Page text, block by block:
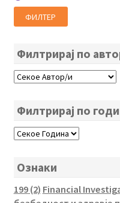
ФИЛТЕР
Филтрирај по
Филтрирај по
Ознаки
199(2) Financial